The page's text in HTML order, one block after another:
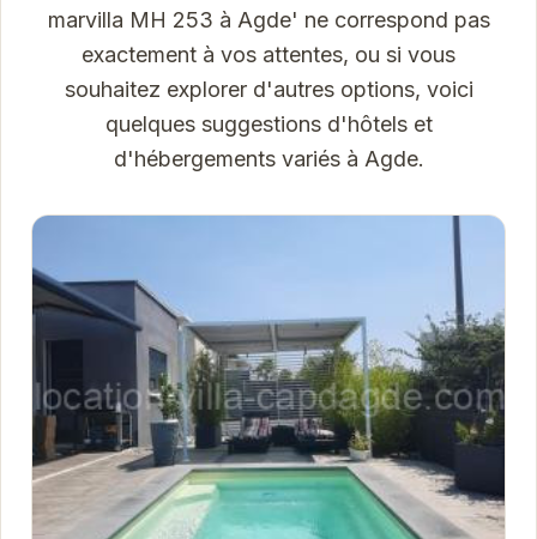
marvilla MH 253 à Agde' ne correspond pas
exactement à vos attentes, ou si vous
souhaitez explorer d'autres options, voici
quelques suggestions d'hôtels et
d'hébergements variés à Agde.